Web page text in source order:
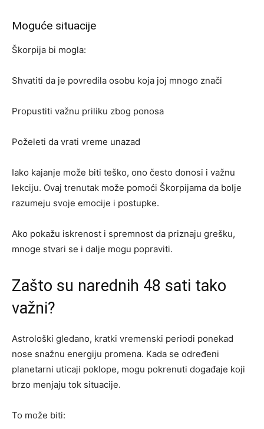
Moguće situacije
Škorpija bi mogla:
Shvatiti da je povredila osobu koja joj mnogo znači
Propustiti važnu priliku zbog ponosa
Poželeti da vrati vreme unazad
Iako kajanje može biti teško, ono često donosi i važnu
lekciju. Ovaj trenutak može pomoći Škorpijama da bolje
razumeju svoje emocije i postupke.
Ako pokažu iskrenost i spremnost da priznaju grešku,
mnoge stvari se i dalje mogu popraviti.
Zašto su narednih 48 sati tako
važni?
Astrološki gledano, kratki vremenski periodi ponekad
nose snažnu energiju promena. Kada se određeni
planetarni uticaji poklope, mogu pokrenuti događaje koji
brzo menjaju tok situacije.
To može biti: